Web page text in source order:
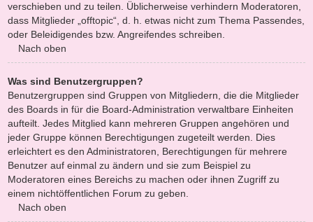
verschieben und zu teilen. Üblicherweise verhindern Moderatoren,
dass Mitglieder „offtopic“, d. h. etwas nicht zum Thema Passendes,
oder Beleidigendes bzw. Angreifendes schreiben.
Nach oben
Was sind Benutzergruppen?
Benutzergruppen sind Gruppen von Mitgliedern, die die Mitglieder
des Boards in für die Board-Administration verwaltbare Einheiten
aufteilt. Jedes Mitglied kann mehreren Gruppen angehören und
jeder Gruppe können Berechtigungen zugeteilt werden. Dies
erleichtert es den Administratoren, Berechtigungen für mehrere
Benutzer auf einmal zu ändern und sie zum Beispiel zu
Moderatoren eines Bereichs zu machen oder ihnen Zugriff zu
einem nichtöffentlichen Forum zu geben.
Nach oben